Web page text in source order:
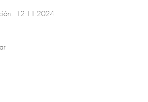
12-11-2024